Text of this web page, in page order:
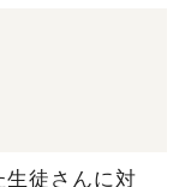
生徒さんに対